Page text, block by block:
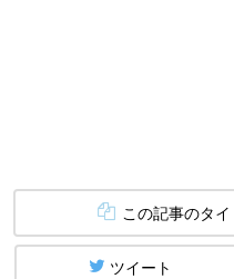
この記事のタ
ツイート